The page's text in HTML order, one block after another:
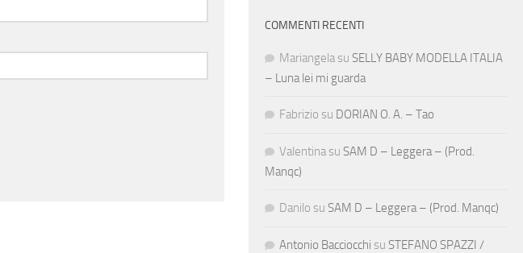
COMMENTI RECENTI
Mariangela su SELLY BABY MODELLA ITALIA
– Luna lei mi guarda
Fabrizio su DORIAN O. A. – Tao
Valentina su SAM D – Leggera – (Prod.
Manqc)
Danilo su SAM D – Leggera – (Prod. Manqc)
Antonio Bacciocchi su STEFANO SPAZZI /